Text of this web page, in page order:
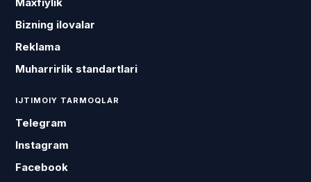
Bizning ilovalar
Reklama
Muharrirlik standartlari
IJTIMOIY TARMOQLAR
Telegram
Instagram
Facebook